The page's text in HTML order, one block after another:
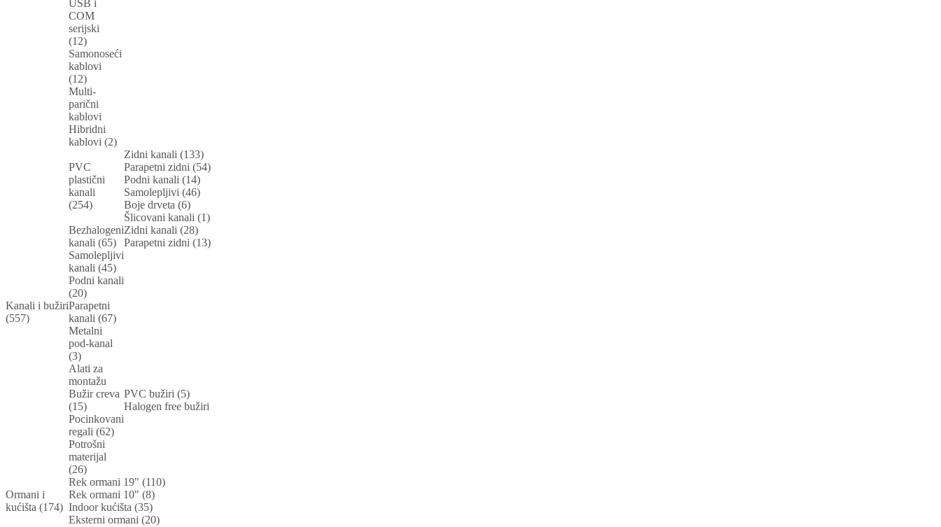
USB i
COM
serijski
(12)
Samonoseći
kablovi
(12)
Multi-
parični
kablovi
Hibridni
kablovi (2)
Kanali i bužiri
(557)
PVC
plastični
kanali
(254)
Zidni kanali (133)
Parapetni zidni (54)
Podni kanali (14)
Samolepljivi (46)
Boje drveta (6)
Šlicovani kanali (1)
Bezhalogeni
kanali (65)
Zidni kanali (28)
Parapetni zidni (13)
Samolepljivi
kanali (45)
Podni kanali
(20)
Parapetni
kanali (67)
Metalni
pod-kanal
(3)
Alati za
montažu
Bužir creva
(15)
PVC bužiri (5)
Halogen free bužiri
Pocinkovani
regali (62)
Potrošni
materijal
(26)
Ormani i
kućišta (174)
Rek ormani 19" (110)
Rek ormani 10" (8)
Indoor kućišta (35)
Eksterni ormani (20)